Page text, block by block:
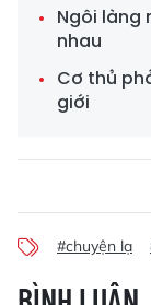
Ngôi làng
nhau
Cơ thủ
giới
#chuyện lạ